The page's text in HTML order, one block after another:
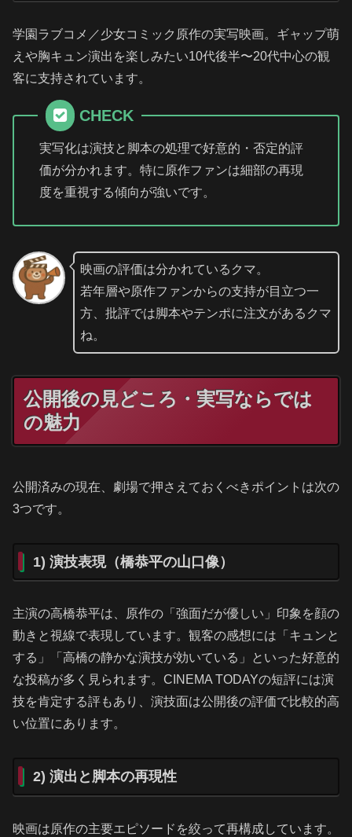
学園ラブコメ／少女コミック原作の実写映画。ギャップ萌
えや胸キュン演出を楽しみたい10代後半〜20代中心の観
客に支持されています。
CHECK
実写化は演技と脚本の処理で好意的・否定的評
価が分かれます。特に原作ファンは細部の再現
度を重視する傾向が強いです。
映画の評価は分かれているクマ。
若年層や原作ファンからの支持が目立つ一
方、批評では脚本やテンポに注文があるクマ
ね。
公開後の見どころ・実写ならでは
の魅力
公開済みの現在、劇場で押さえておくべきポイントは次の
3つです。
1) 演技表現（橋恭平の山口像）
主演の高橋恭平は、原作の「強面だが優しい」印象を顔の
動きと視線で表現しています。観客の感想には「キュンと
する」「高橋の静かな演技が効いている」といった好意的
な投稿が多く見られます。CINEMA TODAYの短評には演
技を肯定する評もあり、演技面は公開後の評価で比較的高
い位置にあります。
2) 演出と脚本の再現性
映画は原作の主要エピソードを絞って再構成しています。